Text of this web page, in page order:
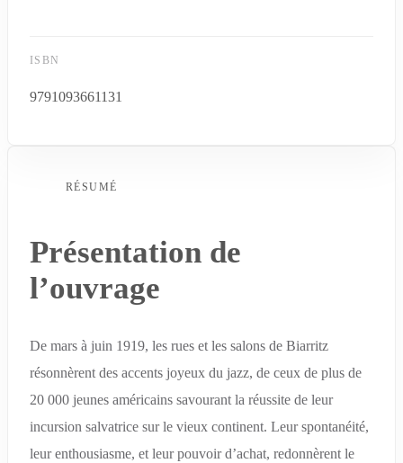
ISBN
9791093661131
RÉSUMÉ
Présentation de
l’ouvrage
De mars à juin 1919, les rues et les salons de Biarritz
résonnèrent des accents joyeux du jazz, de ceux de plus de
20 000 jeunes américains savourant la réussite de leur
incursion salvatrice sur le vieux continent. Leur spontanéité,
leur enthousiasme, et leur pouvoir d’achat, redonnèrent le